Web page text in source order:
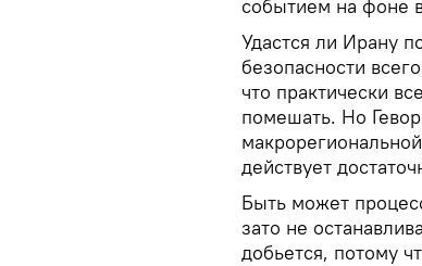
событием на фоне
Удастся ли Ирану
безопасности
что практически
помешать. Но
действует
Быть может
зато не
добьется, потому